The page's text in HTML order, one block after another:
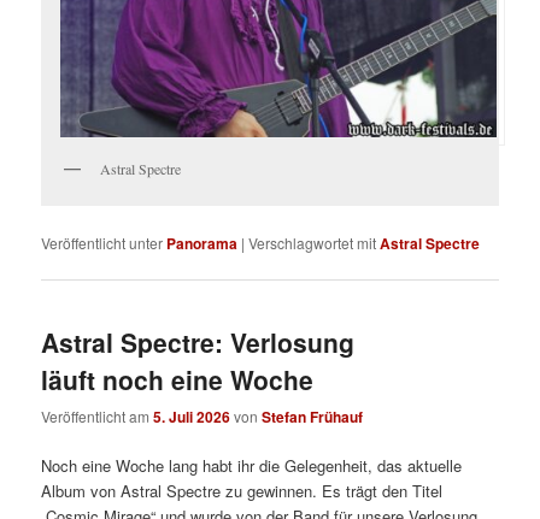
Astral Spectre
Veröffentlicht unter Panorama |Verschlagwortet mitAstral Spectre
Astral Spectre: Verlosung
läuft noch eine Woche
Veröffentlicht am5. Juli 2026vonStefan Frühauf
Noch eine Woche lang habt ihr die Gelegenheit, das aktuelle
Album von Astral Spectre zu gewinnen. Es trägt den Titel